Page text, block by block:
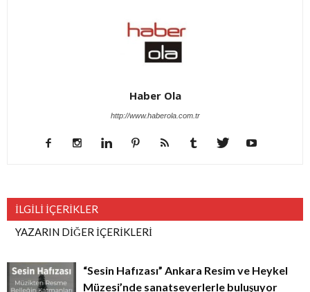
Haber Ola
http://www.haberola.com.tr
İLGİLİ İÇERİKLER
YAZARIN DİĞER İÇERİKLERİ
“Sesin Hafızası” Ankara Resim ve Heykel
Müzesi’nde sanatseverlerle buluşuyor